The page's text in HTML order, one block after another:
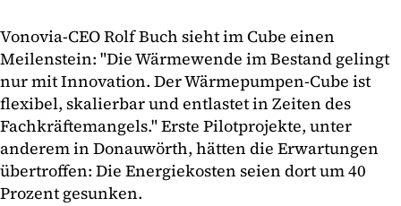
Vonovia-CEO Rolf Buch sieht im Cube einen
Meilenstein: "Die Wärmewende im Bestand gelingt
nur mit Innovation. Der Wärmepumpen-Cube ist
flexibel, skalierbar und entlastet in Zeiten des
Fachkräftemangels." Erste Pilotprojekte, unter
anderem in Donauwörth, hätten die Erwartungen
übertroffen: Die Energiekosten seien dort um 40
Prozent gesunken.